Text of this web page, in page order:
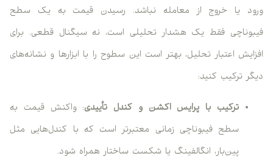
ورود یا خروج از معامله نباشد. رسیدن قیمت به یک سطح
فیبوناچی فقط یک هشدار تحلیلی است، نه سیگنال قطعی. برای
افزایش اعتبار تحلیل، بهتر است این سطوح را با ابزارها و نشانه‌های
دیگر ترکیب کنید:
ترکیب با پرایس اکشن و کندل تأییدی: واکنش قیمت به
سطح فیبوناچی زمانی معتبرتر است که با کندل‌هایی مثل
پین‌بار، انگالفینگ یا شکست ساختار همراه شود.